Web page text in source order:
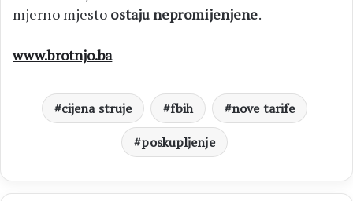
mjerno mjesto ostaju nepromijenjene.
www.brotnjo.ba
cijena struje fbih
nove tarife
poskupljenje